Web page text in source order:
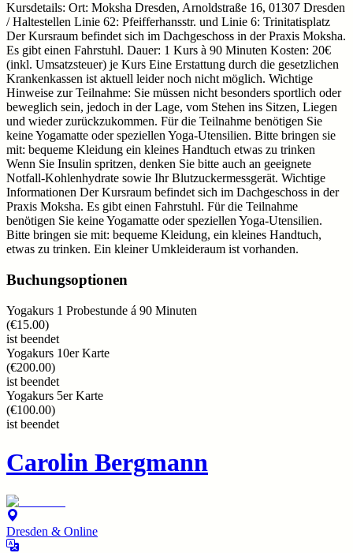
Kursdetails: Ort: Moksha Dresden, Arnoldstraße 16, 01307 Dresden
/ Haltestellen Linie 62: Pfeifferhansstr. und Linie 6: Trinitatisplatz
Der Kursraum befindet sich im Dachgeschoss in der Praxis Moksha.
Es gibt einen Fahrstuhl. Dauer: 1 Kurs à 90 Minuten Kosten: 20€
(inkl. Umsatzsteuer) je Kurs Eine Erstattung durch die gesetzlichen
Krankenkassen ist aktuell leider noch nicht möglich. Wichtige
Hinweise zur Teilnahme: Sie müssen nicht besonders sportlich oder
beweglich sein, jedoch in der Lage, vom Stehen ins Sitzen, Liegen
und wieder zurückzukommen. Für die Teilnahme benötigen Sie
keine Yogamatte oder speziellen Yoga-Utensilien. Bitte bringen sie
mit: bequeme Kleidung ein kleines Handtuch etwas zu trinken
Wenn Sie Insulin spritzen, denken Sie bitte auch an geeignete
Notfall-Kohlenhydrate sowie Ihr Blutzuckermessgerät. Wichtige
Informationen Der Kursraum befindet sich im Dachgeschoss in der
Praxis Moksha. Es gibt einen Fahrstuhl. Für die Teilnahme
benötigen Sie keine Yogamatte oder speziellen Yoga-Utensilien.
Bitte bringen sie mit: bequeme Kleidung, ein kleines Handtuch,
etwas zu trinken. Ein kleiner Umkleideraum ist vorhanden.
Buchungsoptionen
Yogakurs 1 Probestunde á 90 Minuten
(€15.00)
ist beendet
Yogakurs 10er Karte
(€200.00)
ist beendet
Yogakurs 5er Karte
(€100.00)
ist beendet
Carolin Bergmann
Dresden & Online